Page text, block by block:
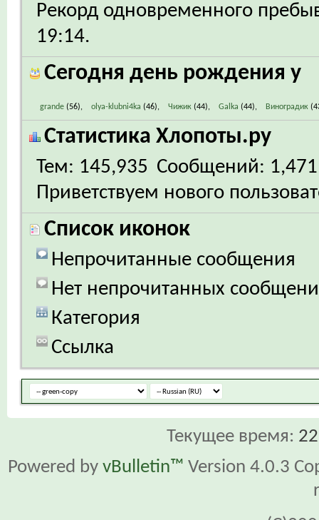
Рекорд одновременного
19:14.
Сегодня день рождения у
grande (56) olya-klubni4ka (46) Чижик (44) Galka (44) Виноградик
Статистика Хлопоты.ру
Тем 145,935 Сообщений
Приветствуем нового
Список иконок
Непрочитанные сообщения
Нет непрочитанных
Категория
Ссылка
Текущее время:
Powered by vBulletin™ Version 4.0.3